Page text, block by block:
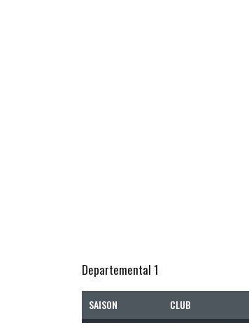
Departemental 1
SAISON CLUB